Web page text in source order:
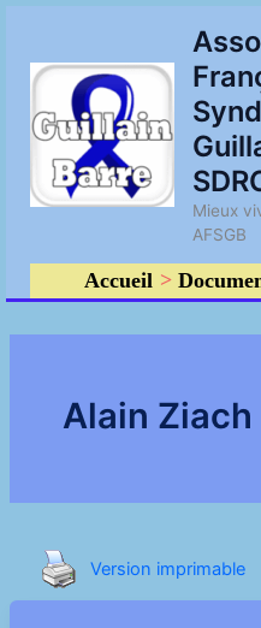
contenu
Mieux
AFSGB
Accueil
Alain Ziach
Version imprimable